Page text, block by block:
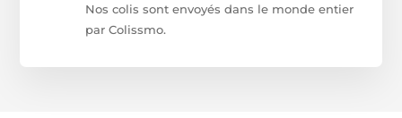
Nos colis sont envoyés dans le monde entier
par Colissmo.